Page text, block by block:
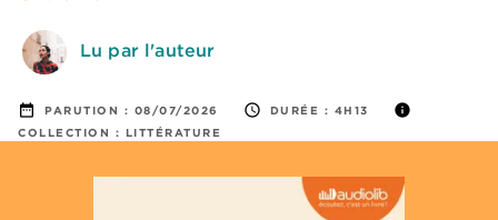
Lu par l'auteur
date_range PARUTION : 08/07/2026 access_time DURÉE : 4H13 info
COLLECTION : LITTÉRATURE